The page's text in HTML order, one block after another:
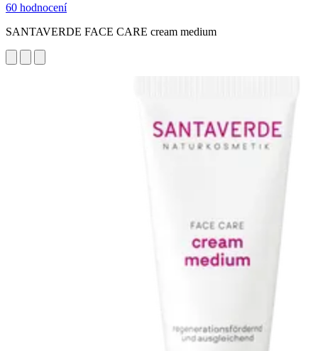
60 hodnocení
SANTAVERDE FACE CARE cream medium